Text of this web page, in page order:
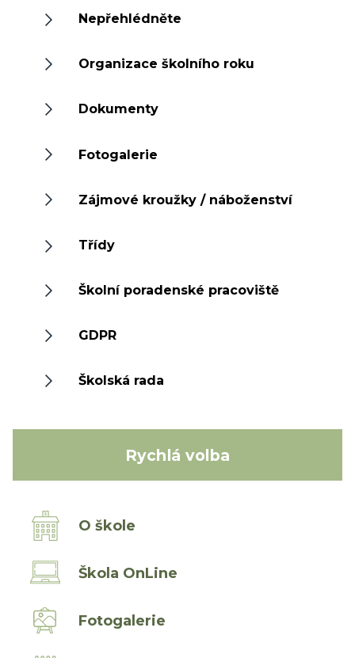
Nepřehlédněte
Organizace školního roku
Dokumenty
Fotogalerie
Zájmové kroužky / náboženství
Třídy
Školní poradenské pracoviště
GDPR
Školská rada
Rychlá volba
O škole
Škola OnLine
Fotogalerie